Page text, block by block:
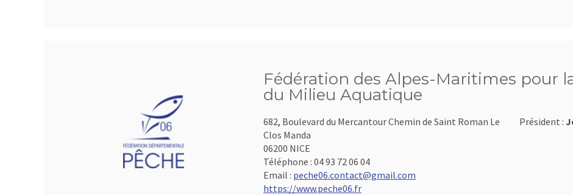
Fédération des Alpes-Maritimes pour
du Milieu Aquatique
682, Boulevard du Mercantour Chemin de Saint Roman Le
Clos Manda
06200 NICE
Téléphone : 04 93 72 06 04
Email : peche06.contact@gmail.com
https://www.peche06.fr
Président :